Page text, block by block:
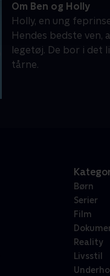
Om Ben og Holly
Holly, en ung
Hendes bedste ven,
legetøj. De bor i det
tårne.
Børn
Serier
Film
Reality
Livsstil